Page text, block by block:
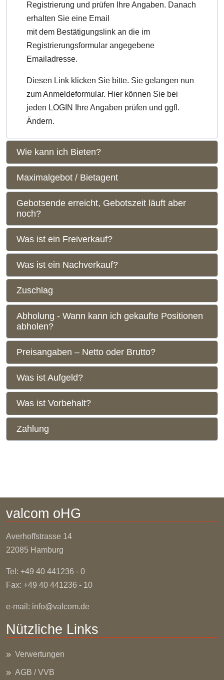
Registrierung und prüfen Ihre Angaben. Danach
erhalten Sie eine Email
mit dem Bestätigungslink an die im
Registrierungsformular angegebene
Emailadresse.
Diesen Link klicken Sie bitte. Sie gelangen nun
zum Anmeldeformular. Hier können Sie bei
jeden LOGIN Ihre Angaben prüfen und ggfl.
Ändern.
Wie kann ich Bieten?
Maximalgebot / Bietagent
Gebotsende erreicht, Gebotszeit läuft aber
noch?
Was ist ein Freiverkauf?
Was ist ein Nachverkauf?
Zuschlag
Abholung - Wann kann ich gekaufte Positionen
abholen?
Preisangaben – Netto oder Brutto?
Was ist Aufgeld?
Was ist Vorbehalt?
Zahlung
valcom oHG
Averhoffstrasse 14
22085 Hamburg
Tel: +49 40 441236 - 0
Fax: +49 40 441236 - 10
e-mail: info@valcom.de
Nützliche Links
Verwertungen
AGB / VVB